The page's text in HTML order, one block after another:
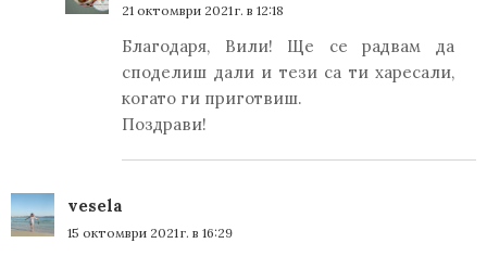
21 октомври 2021 г. в 12:18
Благодаря, Вили! Ще се радвам да
споделиш дали и тези са ти харесали,
когато ги приготвиш.
Поздрави!
vesela
15 октомври 2021 г. в 16:29